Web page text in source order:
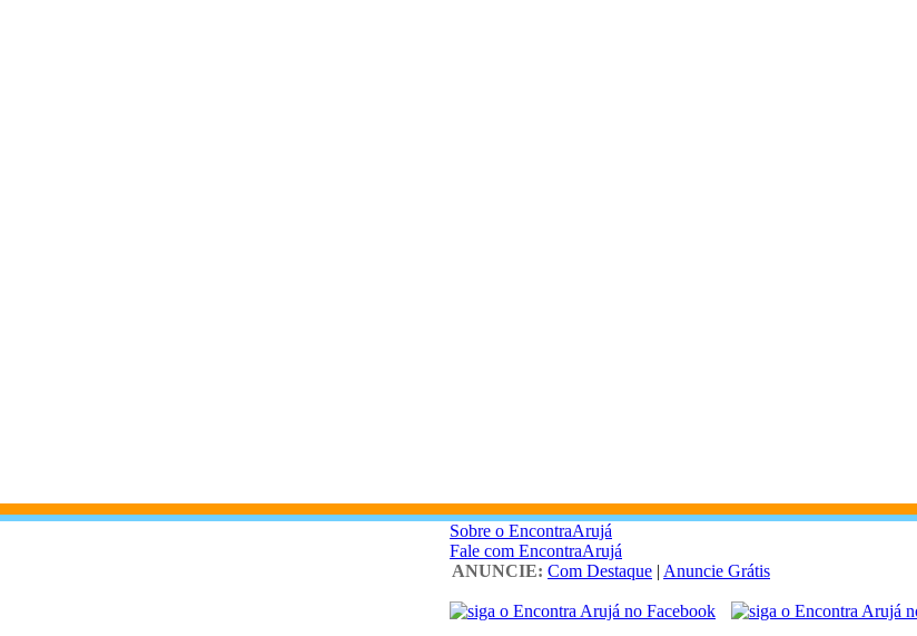
Sobre o EncontraArujá
Fale com EncontraArujá
ANUNCIE: Com Destaque | Anuncie Grátis